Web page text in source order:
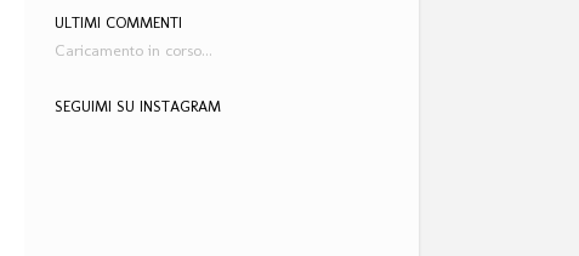
ULTIMI COMMENTI
Caricamento in corso...
SEGUIMI SU INSTAGRAM